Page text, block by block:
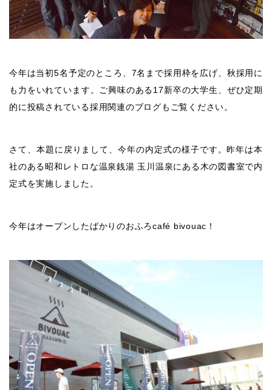
今年は当初5名予定のところ、7名まで採用枠を広げ、秋採用に
も力をいれています。ご興味のある17新卒の大学生、ぜひ定期
的に投稿されている採用関連のブログもご覧ください。
さて、本題に戻りまして、今年の内定式の様子です。昨年は本
社のある昭和レトロな温泉銭湯 玉川温泉にある木の図書室で内
定式を実施しました。
今年はオープンしたばかりのおふろcafé bivouac！